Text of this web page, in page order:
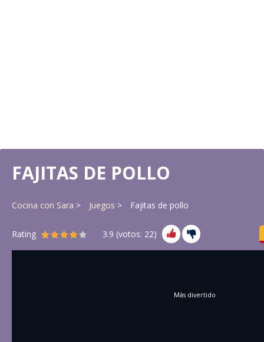
FAJITAS DE POLLO
Cocina con Sara Juegos Fajitas de pollo
Rating 3.9 (votos: 22)
Más divertido